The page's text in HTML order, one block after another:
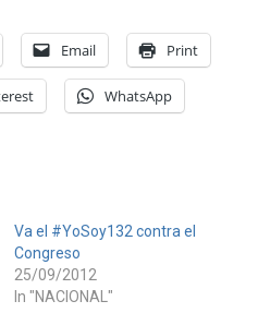
Email Print
WhatsApp
Va el #YoSoy132 contra el
Congreso
25/09/2012
In "NACIONAL"